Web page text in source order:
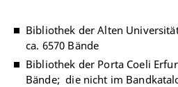
Bibliothek der Alten
ca. 6570 Bände
Bibliothek der Porta Coeli
Bände; die nicht im